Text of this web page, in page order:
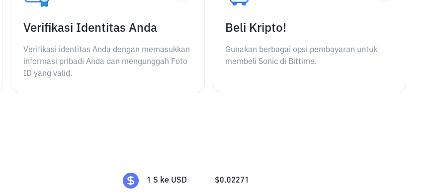
Verifikasi Identitas Anda
Verifikasi identitas Anda dengan memasukkan
informasi pribadi Anda dan mengunggah Foto
ID yang valid.
Beli Kripto!
Gunakan berbagai opsi pembayaran untuk
membeli Sonic di Bittime.
1 S ke USD $0.02271